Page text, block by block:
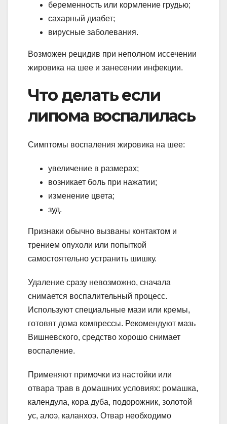
беременность или кормление грудью;
сахарный диабет;
вирусные заболевания.
Возможен рецидив при неполном иссечении
жировика на шее и занесении инфекции.
Что делать если
липома воспалилась
Симптомы воспаления жировика на шее:
увеличение в размерах;
возникает боль при нажатии;
изменение цвета;
зуд.
Признаки обычно вызваны контактом и
трением опухоли или попыткой
самостоятельно устранить шишку.
Удаление сразу невозможно, сначала
снимается воспалительный процесс.
Используют специальные мази или кремы,
готовят дома компрессы. Рекомендуют мазь
Вишневского, средство хорошо снимает
воспаление.
Применяют примочки из настойки или
отвара трав в домашних условиях: ромашка,
календула, кора дуба, подорожник, золотой
ус, алоэ, каланхоэ. Отвар необходимо